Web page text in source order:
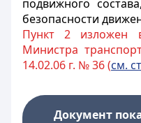
подвижного
безопасности
Пункт 2 изложен
Министра
14.02.06 г. № 36 (см.
Документ